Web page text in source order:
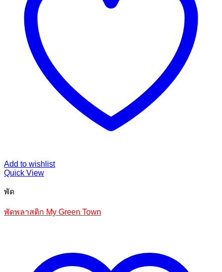
Add to wishlist
Quick View
พัด
พัดพลาสติก My Green Town